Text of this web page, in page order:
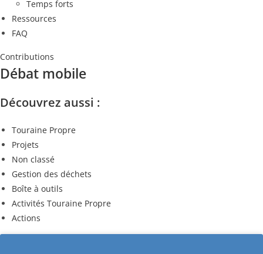
Temps forts
Ressources
FAQ
Contributions
Débat mobile
Découvrez aussi :
Touraine Propre
Projets
Non classé
Gestion des déchets
Boîte à outils
Activités Touraine Propre
Actions